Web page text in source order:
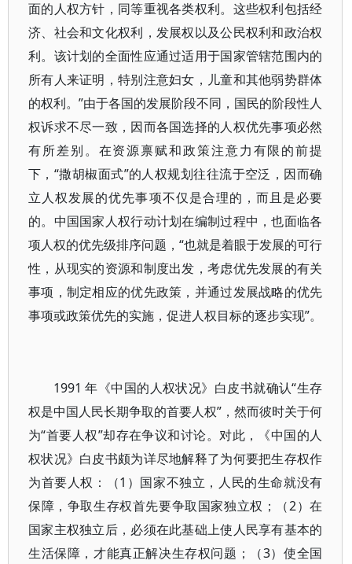
面的人权方针，同等重视各类权利。这些权利包括经
济、社会和文化权利，发展权以及公民权利和政治权
利。该计划的全面性应通过适用于国家管辖范围内的
所有人来证明，特别注意妇女，儿童和其他弱势群体
的权利。”由于各国的发展阶段不同，国民的阶段性人
权诉求不尽一致，因而各国选择的人权优先事项必然
有所差别。在资源禀赋和政策注意力有限的前提
下，“撒胡椒面式”的人权规划往往流于空泛，因而确
立人权发展的优先事项不仅是合理的，而且是必要
的。中国国家人权行动计划在编制过程中，也面临各
项人权的优先级排序问题，“也就是着眼于发展的可行
性，从现实的资源和制度出发，考虑优先发展的有关
事项，制定相应的优先政策，并通过发展战略的优先
事项或政策优先的实施，促进人权目标的逐步实现”。
1991 年《中国的人权状况》白皮书就确认“生存
权是中国人民长期争取的首要人权”，然而彼时关于何
为“首要人权”却存在争议和讨论。对此，《中国的人
权状况》白皮书颇为详尽地解释了为何要把生存权作
为首要人权：（1）国家不独立，人民的生命就没有
保障，争取生存权首先要争取国家独立权；（2）在
国家主权独立后，必须在此基础上使人民享有基本的
生活保障，才能真正解决生存权问题；（3）使全国